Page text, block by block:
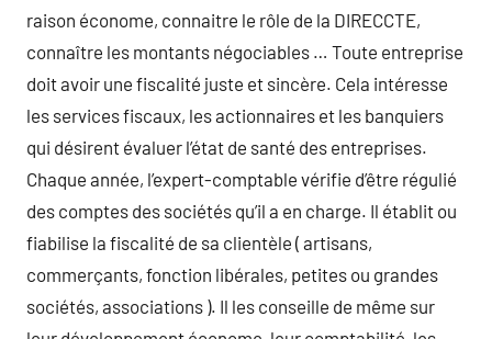
raison économe, connaitre le rôle de la DIRECCTE,
connaître les montants négociables … Toute entreprise
doit avoir une fiscalité juste et sincère. Cela intéresse
les services fiscaux, les actionnaires et les banquiers
qui désirent évaluer l’état de santé des entreprises.
Chaque année, l’expert-comptable vérifie d’être régulié
des comptes des sociétés qu’il a en charge. Il établit ou
fiabilise la fiscalité de sa clientèle ( artisans,
commerçants, fonction libérales, petites ou grandes
sociétés, associations ). Il les conseille de même sur